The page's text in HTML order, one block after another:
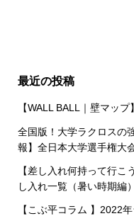
最近の投稿
【WALL BALL｜壁マッ
全国版！大学ラクロスの
報】全日本大学選手権大
【差し入れ何持って行
し入れ一覧（暑い時期編）
【こぶ平コラム 】2022